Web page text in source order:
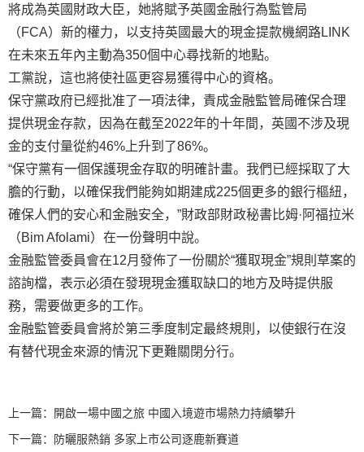
將成為英國財政大臣，她將賦予英國金融行為監管局
（FCA）新的權力，以支持英國最大的現金提款機網路LINK
在未來五年內主動為350個中心尋找新的地點。
工黨說，這也將使社區更容易獲得中心的資格。
保守黨政府已經批准了一項法律，責成金融監管局確保合理
提供現金存款，因為在截至2022年的十年間，英國不涉及現
金的支付量從約46%上升到了86%。
“保守黨有一個保護現金存取的明確計畫。我們已經採取了大
膽的行動，以確保我們能夠如期建成225個更多的銀行樞紐，
確保人們的安心和金融安全，”財政部財政秘書比姆·阿福拉米
（Bim Afolami）在一份聲明中說。
金融監管委員會在12月發佈了一份關於“獲取現金”規則草案的
諮詢檔，表示必須在發現現金獲取缺口的地方及時提供服
務，需要做更多的工作。
金融監管委員會將於第三季度制定最終規則，以使銀行在沒
有替代現金來源的情況下更難關閉分行。
上一篇：
開啟一場中國之旅 中國入境遊市場熱力持續攀升
下一篇：
防曬服熱銷 多家上市公司逐鹿新賽道